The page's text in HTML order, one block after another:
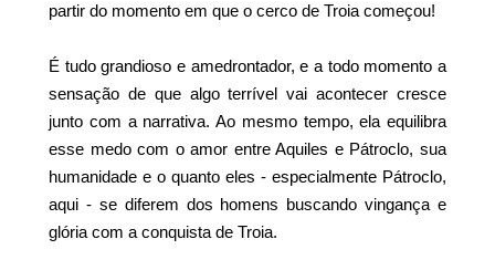
partir do momento em que o cerco de Troia começou!
É tudo grandioso e amedrontador, e a todo momento a
sensação de que algo terrível vai acontecer cresce
junto com a narrativa. Ao mesmo tempo, ela equilibra
esse medo com o amor entre Aquiles e Pátroclo, sua
humanidade e o quanto eles - especialmente Pátroclo,
aqui - se diferem dos homens buscando vingança e
glória com a conquista de Troia.